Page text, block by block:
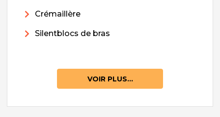
Crémaillère
Silentblocs de bras
VOIR PLUS...